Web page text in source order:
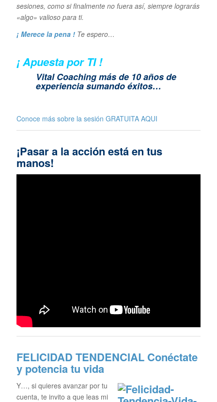
sesiones, como si finalmente no fuera así, siempre lograrás
«algo» valioso para ti.
¡ Merece la pena ! Te espero…
¡ Apuesta por TI !
Vital Coaching más de 10 años de
experiencia sumando éxitos…
Conoce más sobre la sesión GRATUITA AQUI
¡Pasar a la acción está en tus
manos!
FELICIDAD TENDENCIAL Conéctate
y potencia tu vida
Y…, si quieres avanzar por tu
cuenta, te invito a que leas mi